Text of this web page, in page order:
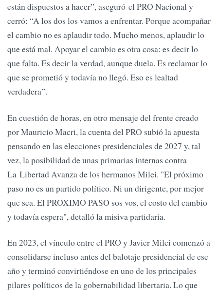
están dispuestos a hacer”, aseguró el PRO Nacional y
cerró: “A los dos los vamos a enfrentar. Porque acompañar
el cambio no es aplaudir todo. Mucho menos, aplaudir lo
que está mal. Apoyar el cambio es otra cosa: es decir lo
que falta. Es decir la verdad, aunque duela. Es reclamar lo
que se prometió y todavía no llegó. Eso es lealtad
verdadera”.
En cuestión de horas, en otro mensaje del frente creado
por Mauricio Macri, la cuenta del PRO subió la apuesta
pensando en las elecciones presidenciales de 2027 y, tal
vez, la posibilidad de unas primarias internas contra
La Libertad Avanza de los hermanos Milei. "El próximo
paso no es un partido político. Ni un dirigente, por mejor
que sea. El PROXIMO PASO sos vos, el costo del cambio
y todavía espera", detalló la misiva partidaria.
En 2023, el vínculo entre el PRO y Javier Milei comenzó a
consolidarse incluso antes del balotaje presidencial de ese
año y terminó convirtiéndose en uno de los principales
pilares políticos de la gobernabilidad libertaria. Lo que